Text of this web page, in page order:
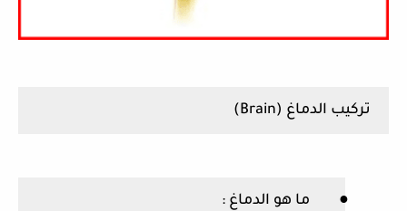
تركيب الدماغ (
Brain
)
● ما هو الدماغ :